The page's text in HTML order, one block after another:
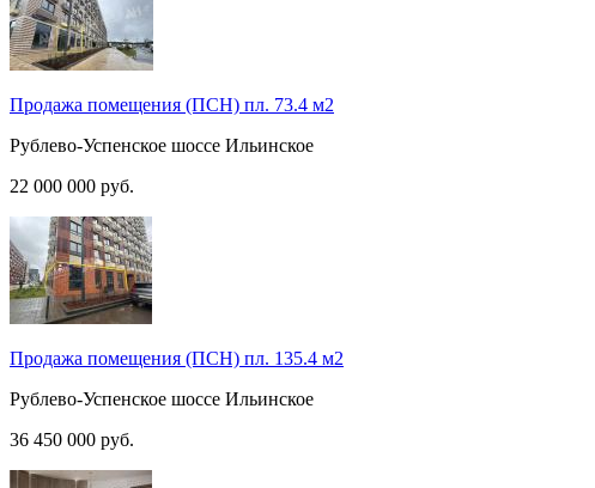
Продажа помещения (ПСН) пл. 73.4 м2
Рублево-Успенское шоссе Ильинское
22 000 000 руб.
Продажа помещения (ПСН) пл. 135.4 м2
Рублево-Успенское шоссе Ильинское
36 450 000 руб.